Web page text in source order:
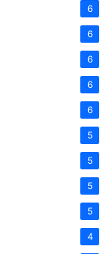
6
6
6
6
6
5
5
5
5
4